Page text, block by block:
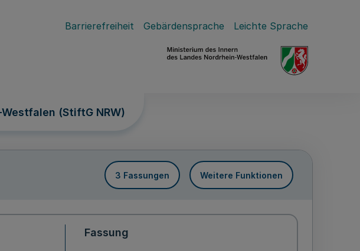
Barrierefreiheit Gebärdensprache Leichte Sprache
(StiftG NRW)
3 Fassungen Weitere Funktionen
Fassung